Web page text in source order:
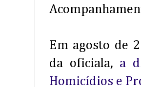
Em agosto de
da oficiala, a
Homicídios e